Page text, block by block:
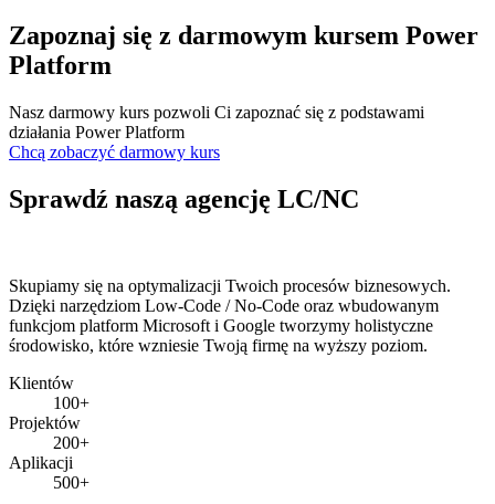
Zapoznaj się z darmowym kursem Power
Platform
Nasz darmowy kurs pozwoli Ci zapoznać się z podstawami
działania Power Platform
Chcą zobaczyć darmowy kurs
Sprawdź naszą agencję LC/NC
Skupiamy się na optymalizacji Twoich procesów biznesowych.
Dzięki narzędziom Low-Code / No-Code oraz wbudowanym
funkcjom platform Microsoft i Google tworzymy holistyczne
środowisko, które wzniesie Twoją firmę na wyższy poziom.
Klientów
100+
Projektów
200+
Aplikacji
500+